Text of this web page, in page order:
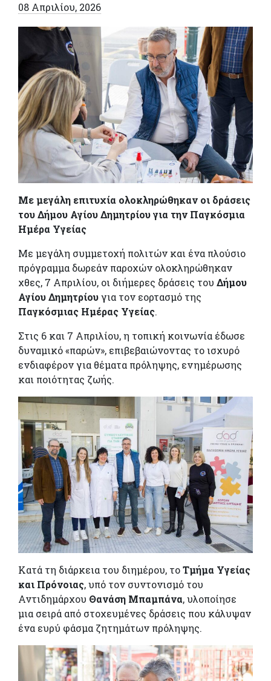
08 Απριλίου, 2026
Με μεγάλη επιτυχία ολοκληρώθηκαν οι δράσεις
του Δήμου Αγίου Δημητρίου για την Παγκόσμια
Ημέρα Υγείας
Με μεγάλη συμμετοχή πολιτών και ένα πλούσιο
πρόγραμμα δωρεάν παροχών ολοκληρώθηκαν
χθες, 7 Απριλίου, οι διήμερες δράσεις του Δήμου
Αγίου Δημητρίουγια τον εορτασμό της
Παγκόσμιας Ημέρας Υγείας.
Στις 6 και 7 Απριλίου, η τοπική κοινωνία έδωσε
δυναμικό «παρών», επιβεβαιώνοντας το ισχυρό
ενδιαφέρον για θέματα πρόληψης, ενημέρωσης
και ποιότητας ζωής.
Κατά τη διάρκεια του διημέρου, τοΤμήμα Υγείας
και Πρόνοιας, υπό τον συντονισμό του
Αντιδημάρχου Θανάση Μπαμπάνα, υλοποίησε
μια σειρά από στοχευμένες δράσεις που κάλυψαν
ένα ευρύ φάσμα ζητημάτων πρόληψης.